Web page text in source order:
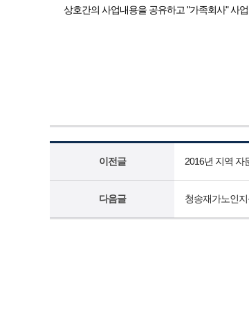
상호간의 사업내용을 공유하고 "가족회사" 사
이전글 2016년 지역 자
다음글 청송재가노인